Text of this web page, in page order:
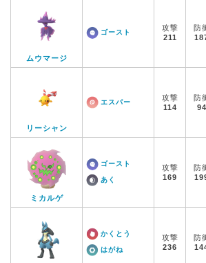
ムウマージ
ゴースト
攻撃
211
防
リーシャン
エスパー
攻撃
114
防
94
ミカルゲ
ゴースト
あく
攻撃
169
防
かくとう
はがね
攻撃
236
防